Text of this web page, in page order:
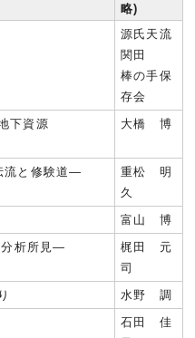
略)
源氏天流
関田
棒の手保
存会
下資源
大橋 博
と修験道―
重松 明
久
富山 博
析所見―
梶田 元
司
水野 調
石田 佳